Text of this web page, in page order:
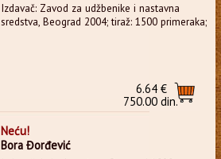
Izdavač: Zavod za udžbenike i nastavna
sredstva, Beograd 2004; tiraž: 1500 primeraka;
6.64 €
750.00 din.
Neću!
Bora Đorđević